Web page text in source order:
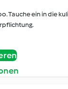
Tauche ein in die